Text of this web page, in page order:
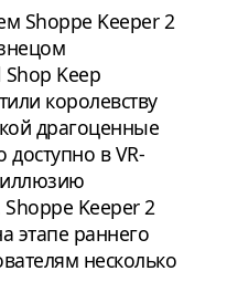
Shoppe Keeper 2
Keep
королевству
драгоценные
доступно в VR-
иллюзию
Keeper 2
этапе раннего
несколько